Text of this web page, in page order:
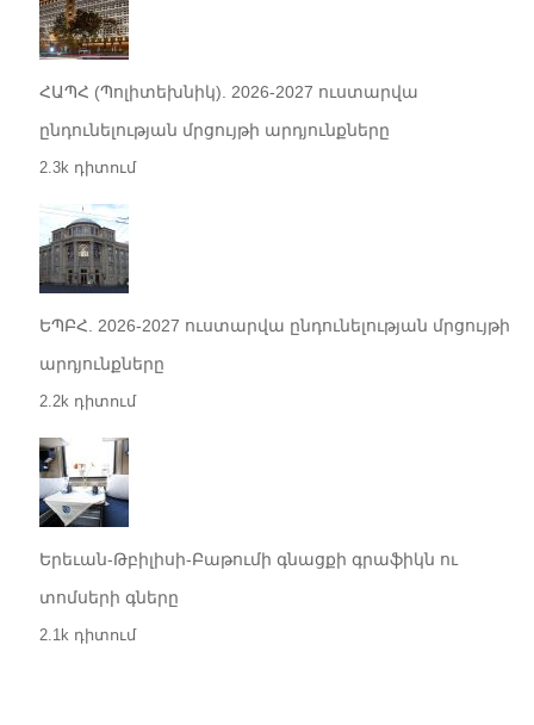
ՀԱՊՀ (Պոլիտեխնիկ). 2026-2027 ուստարվա
ընդունելության մրցույթի արդյունքները
2.3k դիտում
ԵՊԲՀ. 2026-2027 ուստարվա ընդունելության մրցույթի
արդյունքները
2.2k դիտում
Երեւան-Թբիլիսի-Բաթումի գնացքի գրաֆիկն ու
տոմսերի գները
2.1k դիտում